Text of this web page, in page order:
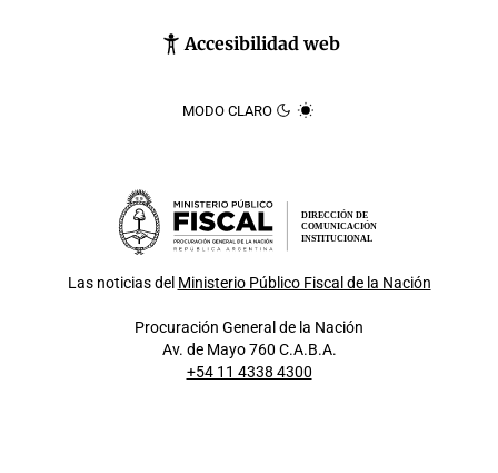
Accesibilidad web
MODO CLARO
DIRECCIÓN DE
COMUNICACIÓN
INSTITUCIONAL
Las noticias del Ministerio Público Fiscal de la Nación
Procuración General de la Nación
Av. de Mayo 760 C.A.B.A.
+54 11 4338 4300